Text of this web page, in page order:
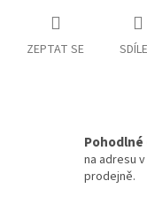
ZEPTAT SE
na adresu
prodejně.